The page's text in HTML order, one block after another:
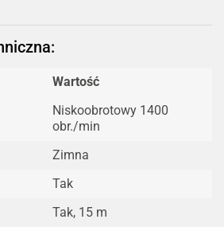
Wartość
Niskoobrotowy 1400
obr./min
Zimna
Tak
Tak, 15 m